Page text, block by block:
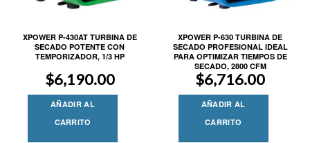
XPOWER P-430AT TURBINA DE
SECADO POTENTE CON
TEMPORIZADOR, 1/3 HP
$6,190.00
AÑADIR AL
CARRITO
XPOWER P-630 TURBINA DE
SECADO PROFESIONAL IDEAL
PARA OPTIMIZAR TIEMPOS DE
SECADO, 2800 CFM
$6,716.00
AÑADIR AL
CARRITO